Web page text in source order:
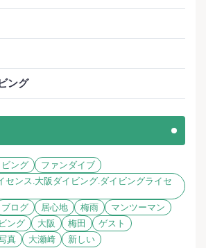
ング
ング
ファンダイブ
センス.大阪ダイビング.ダイビングライセ
ブログ 居心地 梅雨
マンツーマン
ング 大阪 梅田
ゲスト
真 大瀬崎 新しい